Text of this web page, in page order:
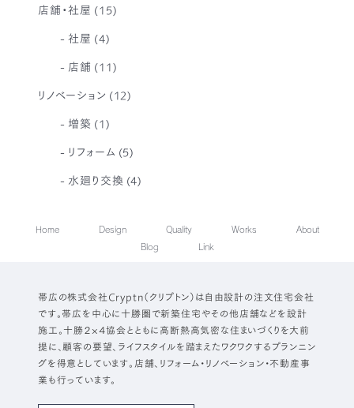
店舗・社屋 (15)
社屋 (4)
店舗 (11)
リノベーション (12)
増築 (1)
リフォーム (5)
水廻り交換 (4)
Home Design Quality Works
About
Blog
Link
帯広の株式会社Cryptn（クリプトン）は自由設計の注文住宅会社
です。帯広を中心に十勝圏で新築住宅やその他店舗などを設計
施工。十勝２×４協会とともに高断熱高気密な住まいづくりを大前
提に、顧客の要望、ライフスタイルを踏まえたワクワクするプランニン
グを得意としています。店舗、リフォーム・リノベーション・不動産事
業も行っています。